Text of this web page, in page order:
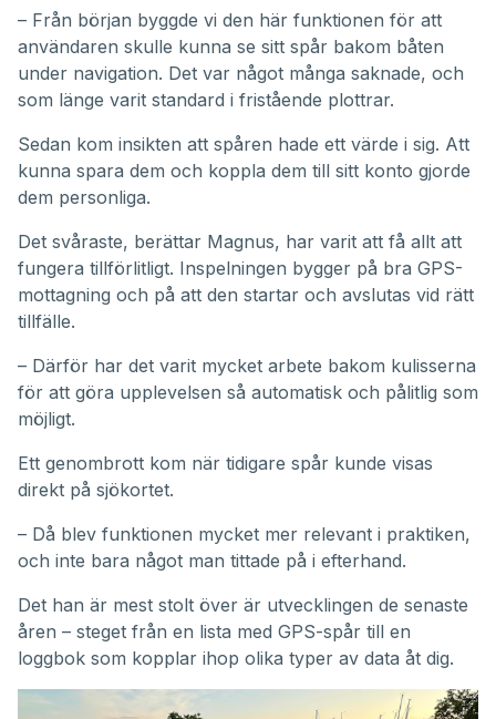
– Från början byggde vi den här funktionen för att
användaren skulle kunna se sitt spår bakom båten
under navigation. Det var något många saknade, och
som länge varit standard i fristående plottrar.
Sedan kom insikten att spåren hade ett värde i sig. Att
kunna spara dem och koppla dem till sitt konto gjorde
dem personliga.
Det svåraste, berättar Magnus, har varit att få allt att
fungera tillförlitligt. Inspelningen bygger på bra GPS-
mottagning och på att den startar och avslutas vid rätt
tillfälle.
– Därför har det varit mycket arbete bakom kulisserna
för att göra upplevelsen så automatisk och pålitlig som
möjligt.
Ett genombrott kom när tidigare spår kunde visas
direkt på sjökortet.
– Då blev funktionen mycket mer relevant i praktiken,
och inte bara något man tittade på i efterhand.
Det han är mest stolt över är utvecklingen de senaste
åren – steget från en lista med GPS-spår till en
loggbok som kopplar ihop olika typer av data åt dig.